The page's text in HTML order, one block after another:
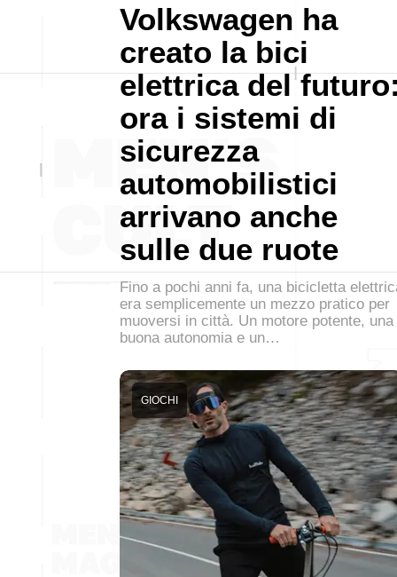
Volkswagen ha
creato la bici
elettrica del
ora i sistemi di
sicurezza
automobilistici
arrivano anche
sulle due ruote
Fino a pochi anni fa, una bicicletta
era semplicemente un mezzo pratico per
muoversi in città. Un motore potente, una
buona autonomia e un…
GIOCHI